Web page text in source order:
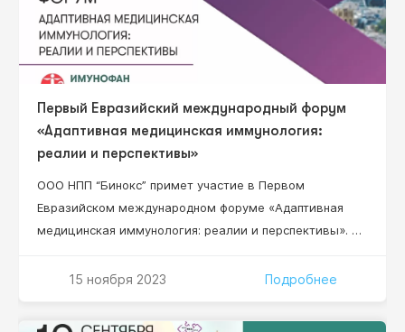
Первый Евразийский международный форум
«Адаптивная медицинская иммунология:
реалии и перспективы»
ООО НПП “Бинокс” примет участие в Первом
Евразийском международном форуме «Адаптивная
медицинская иммунология: реалии и перспективы». В
здравоохранения высшего звена, руководители
специалисты в области клинической,
15 ноября 2023 Подробнее